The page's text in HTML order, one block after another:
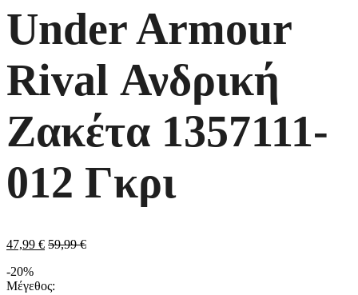
Under Armour
Rival Ανδρική
Ζακέτα 1357111-
012 Γκρι
47,99 € 59,99€
-20%
Μέγεθος: